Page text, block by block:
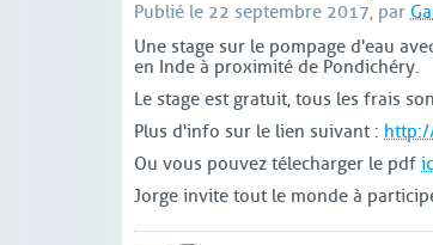
Publié le 22 septembre 2017, par
Une stage sur le pompage d'eau
en Inde à proximité de Pondichéry.
Le stage est gratuit, tous les frais
Plus d'info sur le lien suivant :
Ou vous pouvez télecharger le pdf
Jorge invite tout le monde à